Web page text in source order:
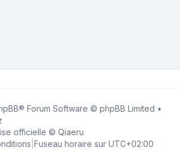
® Forum Software © phpBB Limited •
officielle © Qiaeru
Fuseau horaire sur UTC+02:00